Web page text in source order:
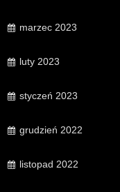
marzec 2023
luty 2023
styczeń 2023
grudzień 2022
listopad 2022